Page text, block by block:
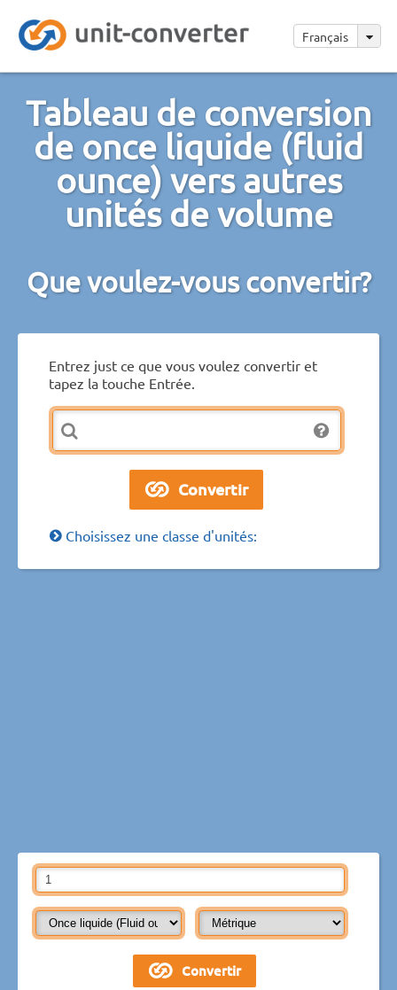
Français
Tableau de conversion
de once liquide (fluid
ounce) vers autres
unités de volume
Que voulez-vous convertir?
Entrez just ce que vous voulez convertir et
tapez la touche Entrée.
Choisissez une classe d'unités: